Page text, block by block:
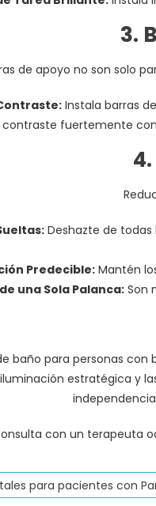
3.
de apoyo no son solo
Instala barras
fuertemente
Deshazte de
Predecible: Mantén
una Sola Palanca: Son
baño para personas
estratégica y
con un terapeuta
para pacientes con